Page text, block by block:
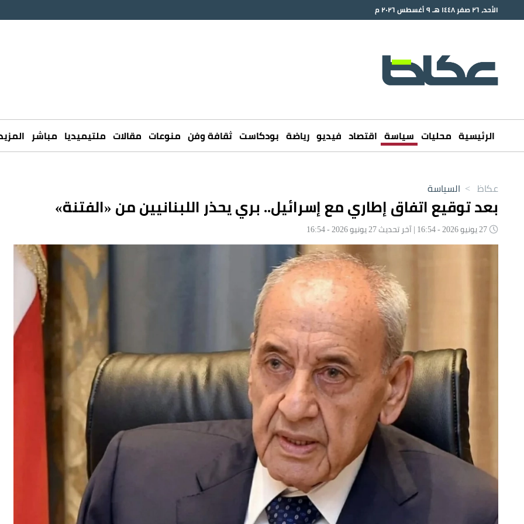
الأحد، ٢٦ صفر ١٤٤٨ هـ ٩ أغسطس ٢٠٢٦ م
الرئيسية محليات سياسة اقتصاد فيديو رياضة بودكاست ثقافة وفن منوعات مقالات ملتيميديا مباشر
عكاظ > السياسة
بعد توقيع اتفاق إطاري مع إسرائيل.. بري يحذر اللبنانيين من «الفتنة»